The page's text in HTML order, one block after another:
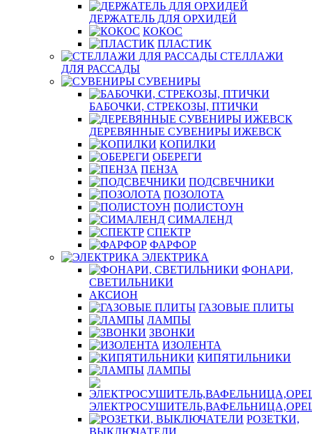
ДЕРЖАТЕЛЬ ДЛЯ ОРХИДЕЙ
КОКОС
ПЛАСТИК
СТЕЛЛАЖИ
ДЛЯ РАССАДЫ
СУВЕНИРЫ
БАБОЧКИ, СТРЕКОЗЫ, ПТИЧКИ
ДЕРЕВЯННЫЕ СУВЕНИРЫ ИЖЕВСК
КОПИЛКИ
ОБЕРЕГИ
ПЕНЗА
ПОДСВЕЧНИКИ
ПОЗОЛОТА
ПОЛИСТОУН
СИМАЛЕНД
СПЕКТР
ФАРФОР
ЭЛЕКТРИКА
ФОНАРИ,
СВЕТИЛЬНИКИ
АКСИОН
ГАЗОВЫЕ ПЛИТЫ
ЛАМПЫ
ЗВОНКИ
ИЗОЛЕНТА
КИПЯТИЛЬНИКИ
ЛАМПЫ
РОЗЕТКИ,
ВЫКЛЮЧАТЕЛИ